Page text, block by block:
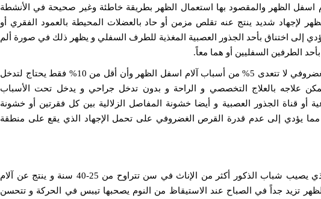
أسباب آلام اسفل الظهر والمقصود بها استعمال الظهر بطريقة خاطئة وغير صحيحة في الأنشطة
لإجهاد شديد ينتج عنه تقلص مزمن أو حاد بالعضلات المحيطة بالعمود الفقري أو
إلى اختناق بأحد الجذور العصبية المغذية للطرف السفلي و يظهر ذلك في صورة ألم
الطرفين السفليين أو هما معاً.
وكما قلنا سابقاً إن نسبه الانزلاق الغضروفي لا تتعدى 5% من أسباب آلام اسفل الظهر وأن أقل من 10% فقط يحتاج لتدخل
من 90% منهم يمكن علاجه بالعلاج التخصصي و الراحة و بدون تدخل جراحي و يدخل تحت الأسباب
أو قناة الجذور العصبية و أيضا خشونة المفاصل الزلالية بين كل فقرتين أو خشونة
يؤدي إلى عدم قدرة القرص الغضروفي على تحمل الإجهاد الذي يقع على منطقة
مثل مرض تيبس العمود الفقري الذي يصيب شباب الذكور أكثر من الإناث في سن تتراوح من 25-40 سنة و ينتج عن آلام
بأسفل الظهر تزيد جداً في الصباح عند الاستيقاظ من النوم يصحبها تيبس في الحركة و تتحسن